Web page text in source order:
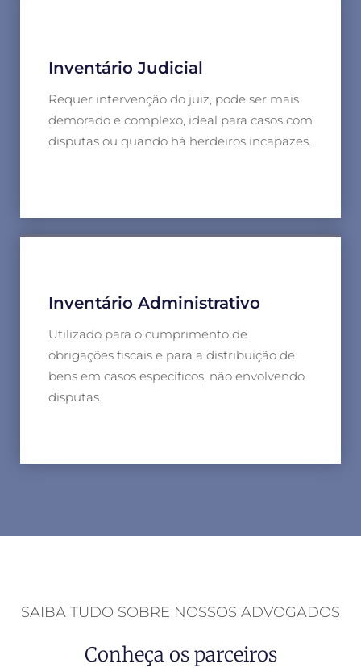
Inventário Judicial
Requer intervenção do juiz, pode ser mais
demorado e complexo, ideal para casos com
disputas ou quando há herdeiros incapazes.
Inventário Administrativo
Utilizado para o cumprimento de
obrigações fiscais e para a distribuição de
bens em casos específicos, não envolvendo
disputas.
SAIBA TUDO SOBRE NOSSOS ADVOGADOS
Conheça os parceiros